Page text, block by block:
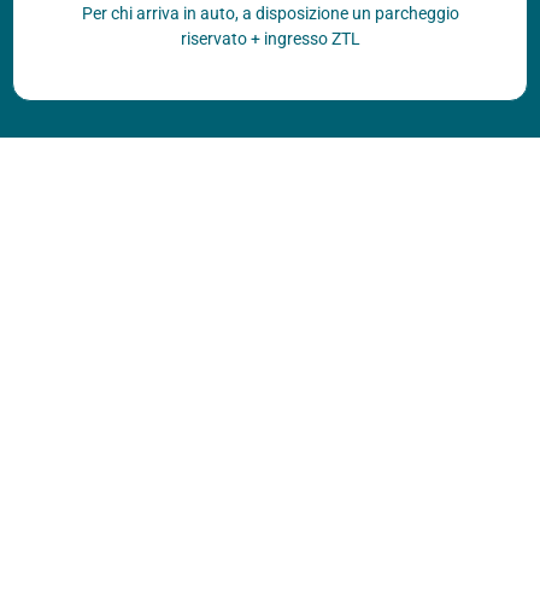
Per chi arriva in auto, a disposizione un parcheggio
riservato + ingresso ZTL